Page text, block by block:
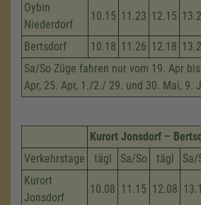
Oybin
Niederdorf
10.15 11.23 12.15
Bertsdorf 10.18 11.26 12.18
Sa/So Züge fahren nur vom 19. Apr
Apr, 25. Apr, 1./2./ 29. und 30. Mai, 9.
Kurort Jonsdorf –
Verkehrstage
tägl Sa/So tägl Sa/
Kurort
Jonsdorf
10.08 11.15 12.08